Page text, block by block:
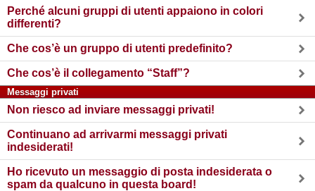
Perché alcuni gruppi di utenti appaiono in colori
differenti?
Che cos’è un gruppo di utenti predefinito?
Che cos’è il collegamento “Staff”?
Messaggi privati
Non riesco ad inviare messaggi privati!
Continuano ad arrivarmi messaggi privati
indesiderati!
Ho ricevuto un messaggio di posta indesiderata o
spam da qualcuno in questa board!